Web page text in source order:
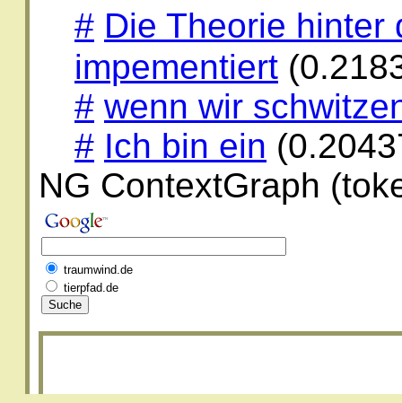
# Die Theorie
impementiert
# wenn wir
# Ich bin ein
NG ContextGraph
traumwind.de
tierpfad.de